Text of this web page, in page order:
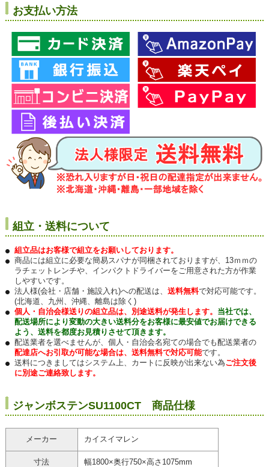
お支払い方法
組立・送料について
組立品はお客様で組立をお願いしております。
商品には組立に必要な簡易スパナが同梱されておりますが、13ｍｍの
ラチェットレンチや、インパクトドライバーをご用意された方が作業
しやすいです。
法人様(会社・店舗・施設入れ)への配送は、 送料無料で対応可能です。
(北海道、九州、沖縄、離島は除く)
個人・自治会様送りの組立品は、別途送料が発生します。 当社では、
配送場所により変動の大きい送料分をお客様に最安値でお届けできる
よう、送料を都度お見積りさせて頂きます。
配送業者を選べませんが、個人・自治会名宛ての場合でも配送業者の
配達店へお引取が可能な場合は、送料無料で対応可能です。
送料につきましてはシステム上、カートに反映が出来ない為ご注文後
に別途ご連絡致します。
ジャンボステンSU1100CT 商品仕様
メーカー カイスイマレン
寸法 幅1800×奥行750×高さ1075mm